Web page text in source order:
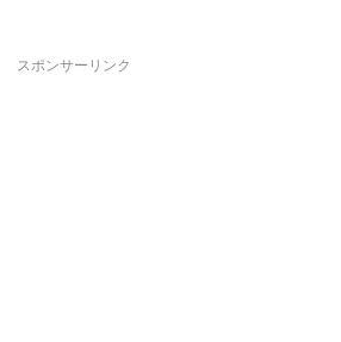
スポンサーリンク